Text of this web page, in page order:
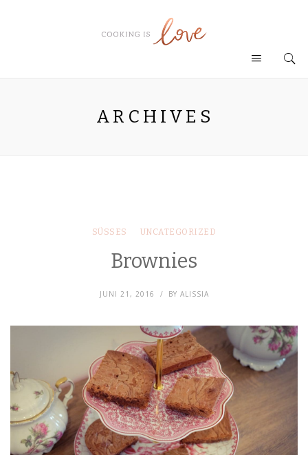
ARCHIVES
SÜSSES UNCATEGORIZED
Brownies
JUNI 21, 2016 BY ALISSIA